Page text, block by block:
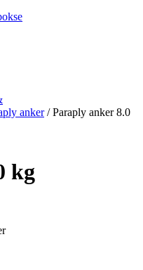
anker/ Paraply anker 8.0
kg